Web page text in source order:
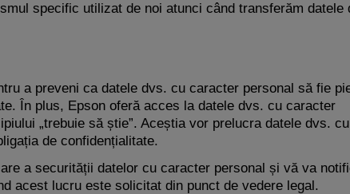
specific utilizat de noi atunci când transferăm datele
a preveni ca datele dvs. cu caracter personal să fie
În plus, Epson oferă acces la datele dvs. cu caracter
„trebuie să știe”. Aceștia vor prelucra datele dvs. cu
de confidențialitate.
a securității datelor cu caracter personal și vă va
acest lucru este solicitat din punct de vedere legal.